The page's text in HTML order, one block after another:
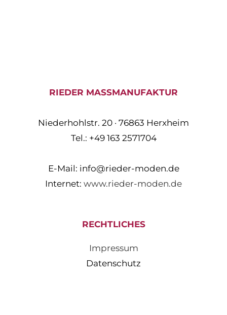
RIEDER MASSMANUFAKTUR
Niederhohlstr. 20 · 76863 Herxheim
Tel.: +49 163 2571704
E-Mail: info@rieder-moden.de
Internet: www.rieder-moden.de
RECHTLICHES
Impressum
Datenschutz